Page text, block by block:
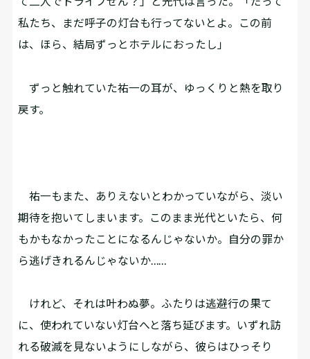
私たち、まだ呼子の灯台も行ってないとよ。この前
は、ほら、結局ずっとホテルにおったし」
ずっと触れていた祐一の耳が、ゆっくりと熱を取り
戻す。
祐一もまた、ありえないとわかっていながら、淡い
期待を抱いてしまいます。このまま光代といたら、何
もかもなかったことになるんじゃないか。自分の罪か
ら逃げきれるんじゃないか……
けれど、それは叶わぬ夢。ふたりは逃避行の果て
に、使われていない灯台へと落ち延びます。いずれ訪
れる破滅を見ないようにしながら、彼らはひっそり